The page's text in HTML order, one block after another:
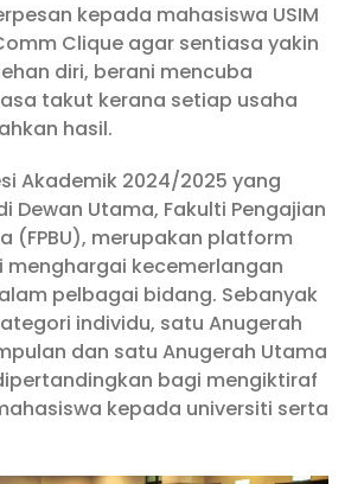
kepada mahasiswa USIM
Clique agar sentiasa yakin
diri, berani mencuba
takut kerana setiap usaha
hasil.
Akademik 2024/2025 yang
Dewan Utama, Fakulti Pengajian
(FPBU), merupakan platform
menghargai kecemerlangan
pelbagai bidang. Sebanyak
individu, satu Anugerah
dan satu Anugerah Utama
bagi mengiktiraf
kepada universiti serta